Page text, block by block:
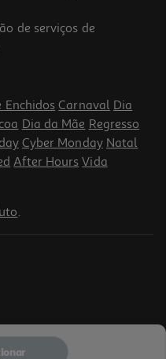
Casa De Banho
de serviços de
Enchidos Carnaval Dia
Dia da Mãe Regresso
Cyber Monday Natal
After Hours Vida
.